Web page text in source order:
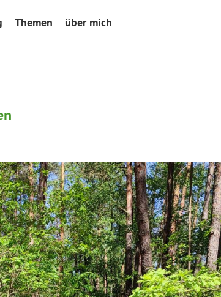
Themen über mich